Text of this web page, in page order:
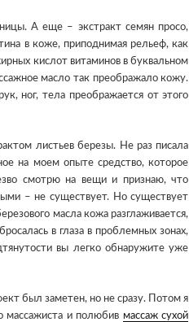
А еще – экстракт семян просо,
в коже, приподнимая рельеф, как
кислот витаминов в буквальном
масло так преображало кожу.
ног, тела преображается от этого
листьев березы. Не раз писала
на моем опыте средство, которое
смотрю на вещи и признаю, что
– не существует. Но существует
масла кожа разглаживается,
в глаза в проблемных зонах,
вы легко обнаружите уже
был заметен, но не сразу. Потом я
массажиста и полюбив массаж сухой